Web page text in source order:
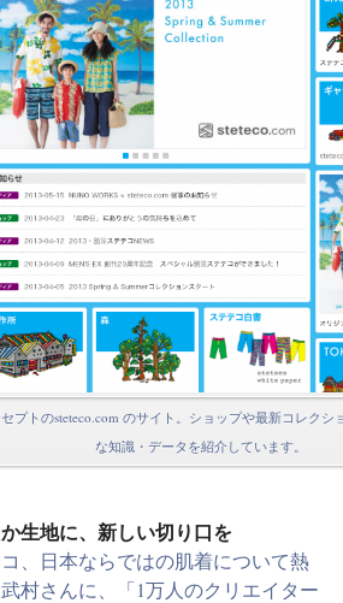
プトのsteteco.com のサイト。ショップや最新コレク
な知識・データを紹介しています。
生地に、新しい切り口を
コ、日本ならではの肌着について熱
村さんに、「1万人のクリエイター